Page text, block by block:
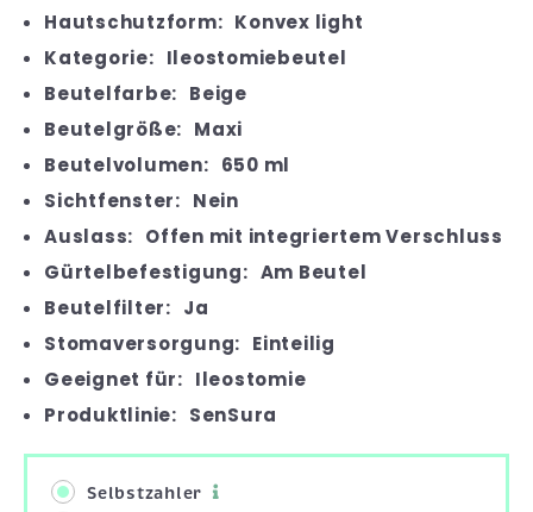
Hautschutzform: Konvex light
Kategorie: Ileostomiebeutel
Beutelfarbe: Beige
Beutelgröße: Maxi
Beutelvolumen: 650 ml
Sichtfenster: Nein
Auslass: Offen mit integriertem Verschluss
Gürtelbefestigung: Am Beutel
Beutelfilter: Ja
Stomaversorgung: Einteilig
Geeignet für: Ileostomie
Produktlinie: SenSura
Selbstzahler